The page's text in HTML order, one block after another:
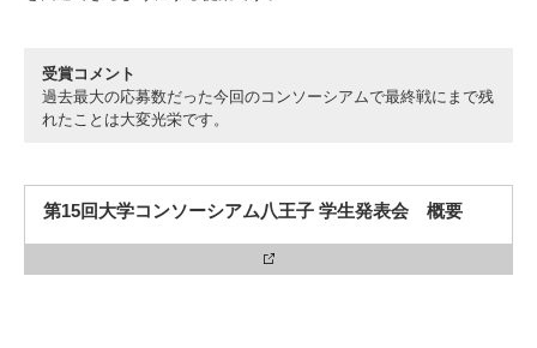
3. #KUTE VOICE エンジニアリーダーたちの声
受賞コメント
過去最大の応募数だった今回のコンソーシアムで最終戦にまで残
れたことは大変光栄です。
第15回大学コンソーシアム八王子 学生発表会 概要